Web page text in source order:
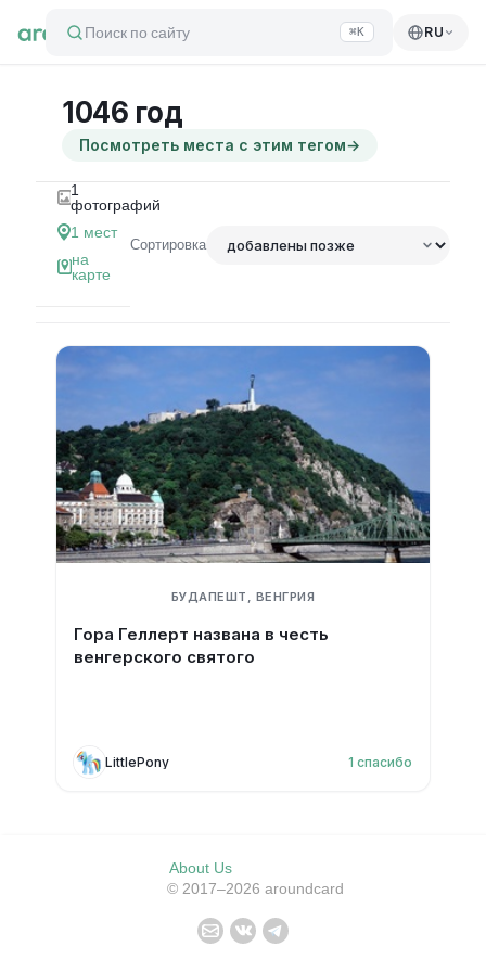
Поиск по сайту ⌘K RU
1046 год
Посмотреть места с этим тегом→
1
фотографий
1 мест
на
карте
Сортировка
БУДАПЕШТ, ВЕНГРИЯ
Гора Геллерт названа в честь
венгерского святого
LittlePony 1 спасибо
About Us
© 2017–2026 aroundcard